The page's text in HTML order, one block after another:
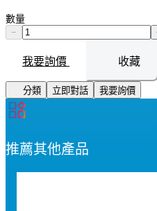
數量
−
我要詢價 收藏
分類 立即對話 我要詢價
推薦其他產品